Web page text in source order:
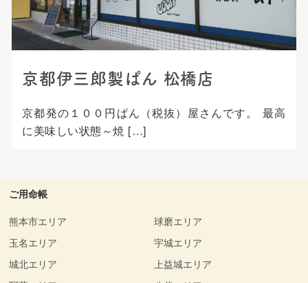
京都伊三郎製ぱん 松橋店
京都発の１００円ぱん（税抜）屋さんです。 最高
に美味しい状態～焼 […]
ご用命帳
熊本市エリア
玉名エリア
城北エリア
球磨エリア
宇城エリア
上益城エリア